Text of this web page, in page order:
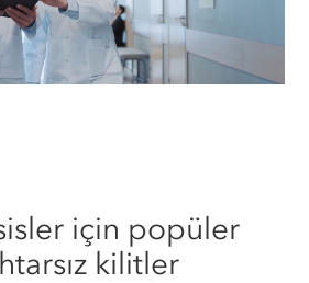
için popüler
kilitler